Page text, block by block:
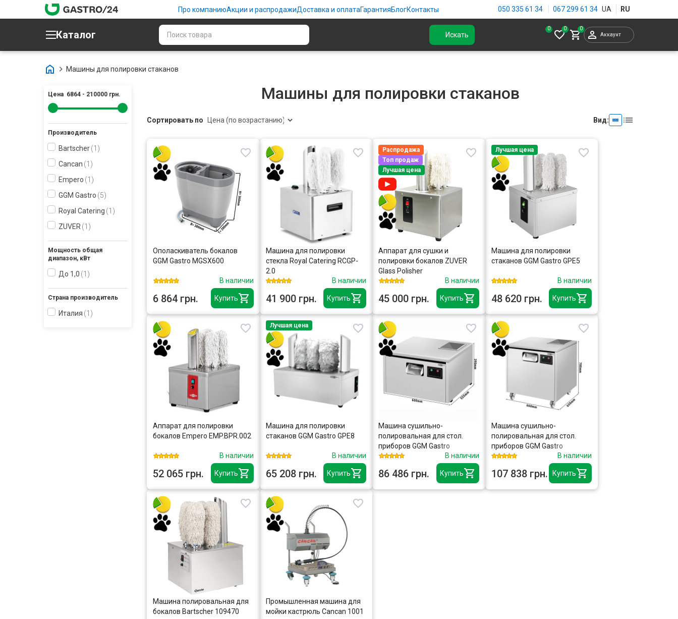
Про компаниюАкции и распродажиДоставка и оплатаГарантияБлогКонтакты 050 335 61 34 067 299 61 34
Каталог Искать
0
Аккаунт
Машины для полировки стаканов
Цена 6864 - 210000 грн.
Производитель
Bartscher 1
Cancan 1
Empero 1
GGM Gastro 5
Royal Catering 1
ZUVER 1
Мощность общая
диапазон, кВт
До 1,0 1
Страна производитель
Италия 1
Машины для полировки стаканов
Сортировать по Вид:
Купить
Ополаскиватель бокалов
GGM Gastro MGSX600
В наличии
6 864 грн. Купить
Машина для полировки
стекла Royal Catering RCGP-
2.0
В наличии
41 900 грн. Купить
Распродажа
Топ продаж
Лучшая цена
Аппарат для сушки и
полировки бокалов ZUVER
Glass Polisher
В наличии
45 000 грн. Купить
Лучшая цена
Машина для полировки
стаканов GGM Gastro GPE5
В наличии
48 620 грн.
Купить
Аппарат для полировки
бокалов Empero EMP.BPR.002
В наличии
52 065 грн. Купить
Лучшая цена
Машина для полировки
стаканов GGM Gastro GPE8
В наличии
65 208 грн. Купить
Машина сушильно-
полировальная для стол.
приборов GGM Gastro
BPE3000N
В наличии
86 486 грн. Купить
Машина сушильно-
полировальная для стол.
приборов GGM Gastro
BPE7000
В наличии
107 838 грн.
Машина полировальная для
бокалов Bartscher 109470
Промышленная машина для
мойки кастрюль Cancan 1001